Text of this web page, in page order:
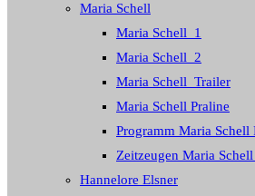
Maria Schell
Maria Schell_1
Maria Schell_2
Maria Schell_Trailer
Maria Schell Praline
Programm Maria Schell
Zeitzeugen Maria
Hannelore Elsner